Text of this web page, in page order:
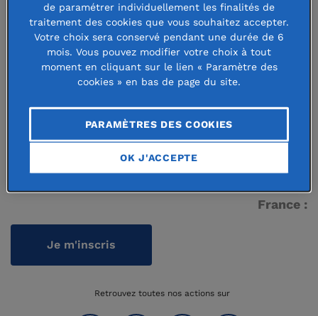
L'Observatoire Philanthropie & Société
Annuaire des fondations abritées
Guide des bourses
Nous contacter
France :
Je m'inscris
Retrouvez toutes nos actions sur
de paramétrer individuellement les finalités de
traitement des cookies que vous souhaitez accepter.
Votre choix sera conservé pendant une durée de 6
mois. Vous pouvez modifier votre choix à tout
moment en cliquant sur le lien « Paramètre des
cookies » en bas de page du site.
PARAMÈTRES DES COOKIES
OK J'ACCEPTE